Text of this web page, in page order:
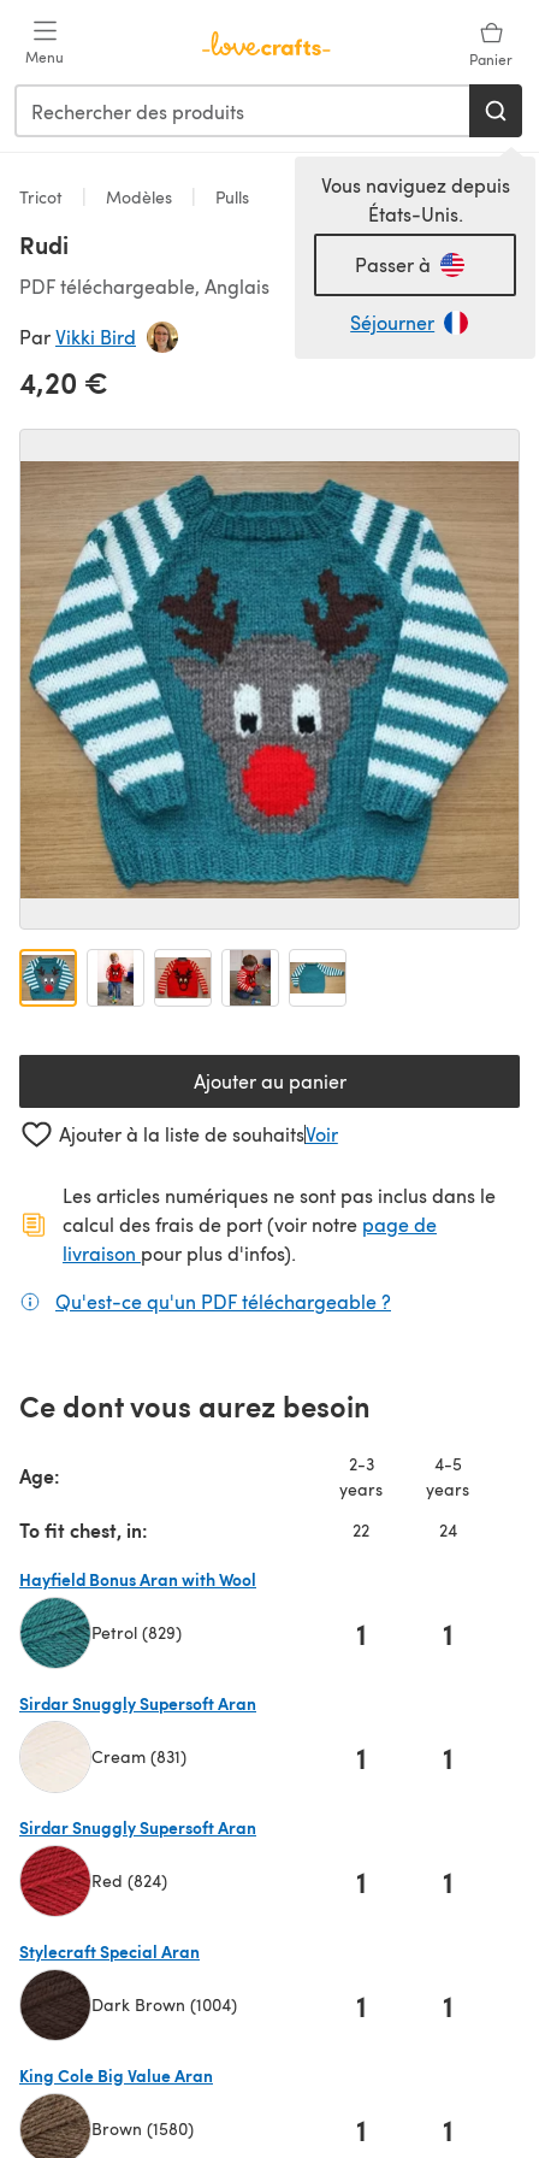
Menu Panier
Vous naviguez depuis
États-Unis.
Passer à
Séjourner
Tricot Modèles Pulls
Rudi
PDF téléchargeable, Anglais
ParVikki Bird
4,20 €
Ajouter au panier
Ajouter à la liste de souhaitsVoir
Les articles numériques ne sont pas inclus dans le
calcul des frais de port (voir notre page de
livraison (s'ouvre dans un nouvel onglet)
pour plus d'infos).
Qu'est-ce qu'un PDF téléchargeable ?
Ce dont vous aurez besoin
Age:
2-3
years
4-5
years
To fit chest, in: 22 24
Hayfield Bonus Aran with Wool
Petrol (829) 1 1
Sirdar Snuggly Supersoft Aran
Cream (831) 1 1
Sirdar Snuggly Supersoft Aran
Red (824) 1 1
Stylecraft Special Aran
Dark Brown (1004) 1 1
King Cole Big Value Aran
Brown (1580) 1 1